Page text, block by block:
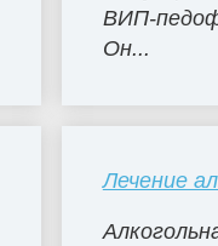
ВИП-
Он...
Лечение